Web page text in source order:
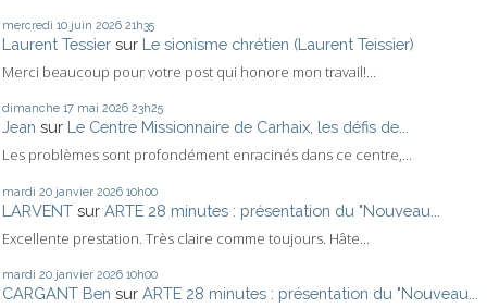
mercredi 10 juin 2026 21h35
Laurent Tessier sur Le sionisme chrétien (Laurent Teissier)
Merci beaucoup pour votre post qui honore mon travail!...
dimanche 17 mai 2026 23h25
Jean sur Le Centre Missionnaire de Carhaix, les défis de...
Les problèmes sont profondément enracinés dans ce centre,...
mardi 20 janvier 2026 10h00
LARVENT sur ARTE 28 minutes : présentation du "Nouveau...
Excellente prestation. Très claire comme toujours. Hâte...
mardi 20 janvier 2026 10h00
CARGANT Ben sur ARTE 28 minutes : présentation du "Nouveau...